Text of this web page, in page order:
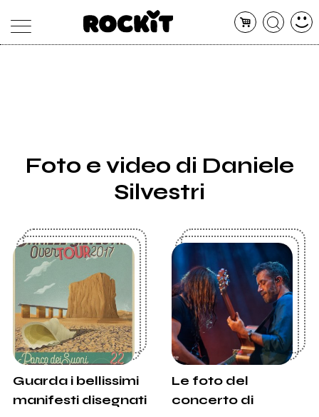
RADIO
Foto e video di Daniele
Silvestri
Guarda i bellissimi
manifesti disegnati
Le foto del
concerto di